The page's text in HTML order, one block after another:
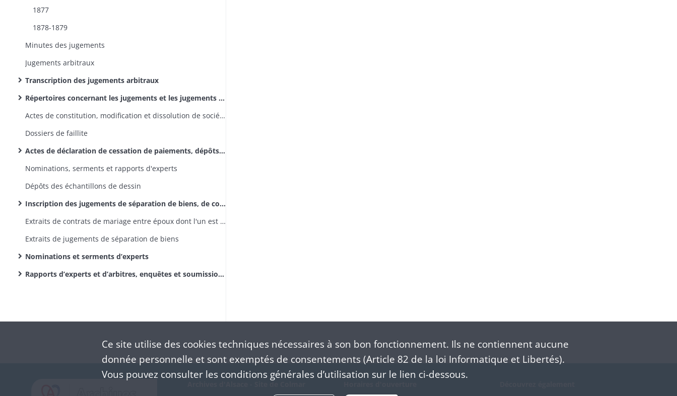
1877
1878-1879
Minutes des jugements
Jugements arbitraux
Transcription des jugements arbitraux
Répertoires concernant les jugements et les jugements arbitraux
Actes de constitution, modification et dissolution de sociétés
Dossiers de faillite
Actes de déclaration de cessation de paiements, dépôts de bilans et d'inventaires de faillites
Nominations, serments et rapports d'experts
Dépôts des échantillons de dessin
Inscription des jugements de séparation de biens, de contrats de mariage entre époux dont l'un est commerçant, de déclaration de cessation de fonction d'agent de change, d'actes d'émancipation de mineurs
Extraits de contrats de mariage entre époux dont l'un est commerçant
Extraits de jugements de séparation de biens
Nominations et serments d’experts
Rapports d’experts et d’arbitres, enquêtes et soumissions de cautions, autorisations de ventes aux enchères
Ce site utilise des cookiestechniques nécessaires à son bon fonctionnement. Ils ne contiennent aucune
donnée personnelle et sont exemptés de consentements (Article 82 de la loi Informatique et Libertés).
Vous pouvez consulter les conditions générales d’utilisation sur le lien ci-dessous.